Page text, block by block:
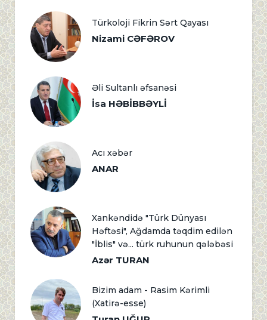
Türkoloji Fikrin Sərt Qayası
Nizami CƏFƏROV
Əli Sultanlı əfsanəsi
İsa HƏBİBBƏYLİ
Acı xəbər
ANAR
Xankəndidə "Türk Dünyası
Həftəsi", Ağdamda təqdim edilən
"İblis" və... türk ruhunun qələbəsi
Azər TURAN
Bizim adam - Rasim Kərimli
(Xatirə-esse)